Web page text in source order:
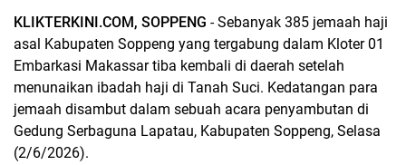
KLIKTERKINI.COM, SOPPENG - Sebanyak 385 jemaah haji
asal Kabupaten Soppeng yang tergabung dalam Kloter 01
Embarkasi Makassar tiba kembali di daerah setelah
menunaikan ibadah haji di Tanah Suci. Kedatangan para
jemaah disambut dalam sebuah acara penyambutan di
Gedung Serbaguna Lapatau, Kabupaten Soppeng, Selasa
(2/6/2026).